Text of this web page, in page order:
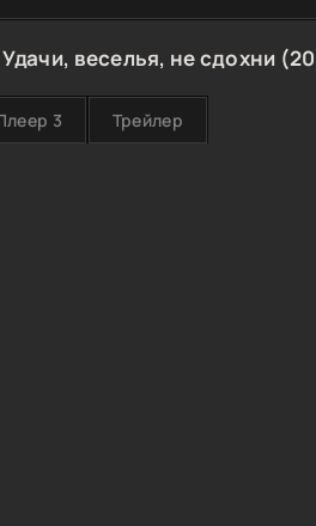
веселья, не сдохни
3 Трейлер